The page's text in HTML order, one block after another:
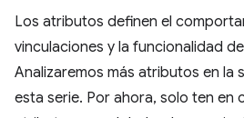
Los atributos definen el
vinculaciones y la funcionalidad
Analizaremos más atributos en la
esta serie. Por ahora, solo ten en